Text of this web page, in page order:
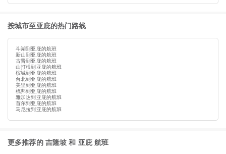
按城市至亚庇的热门路线
斗湖到亚庇的航班
新山到亚庇的航班
古晋到亚庇的航班
山打根到亚庇的航班
槟城到亚庇的航班
台北到亚庇的航班
美里到亚庇的航班
梳邦到亚庇的航班
雅加达到亚庇的航班
首尔到亚庇的航班
马尼拉到亚庇的航班
更多推荐的 吉隆坡 和 亚庇 航班